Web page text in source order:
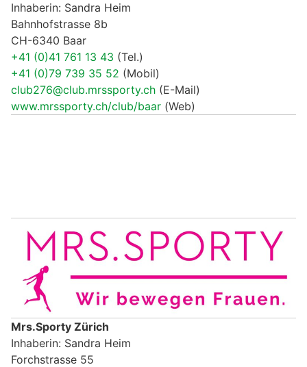
Inhaberin: Sandra Heim
Bahnhofstrasse 8b
CH-6340 Baar
+41 (0)41 761 13 43 (Tel.)
+41 (0)79 739 35 52 (Mobil)
club276@club.mrssporty.ch (E-Mail)
www.mrssporty.ch/club/baar (Web)
Mrs.Sporty Zürich
Inhaberin: Sandra Heim
Forchstrasse 55